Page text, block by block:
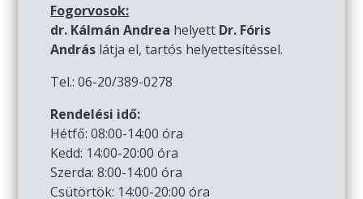
Fogorvosok:
dr. Kálmán Andrea helyett Dr. Fóris
András látja el, tartós helyettesítéssel.
Tel.: 06-20/389-0278
Rendelési idő:
Hétfő: 08:00-14:00 óra
Kedd: 14:00-20:00 óra
Szerda: 8:00-14:00 óra
Csütörtök: 14:00-20:00 óra